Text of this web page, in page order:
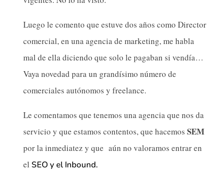
Luego le comento que estuve dos años como Director
comercial, en una agencia de marketing, me habla
mal de ella diciendo que solo le pagaban si vendía…
Vaya novedad para un grandísimo número de
comerciales autónomos y freelance.
Le comentamos que tenemos una agencia que nos da
servicio y que estamos contentos, que hacemos SEM
por la inmediatez y que aún no valoramos entrar en
el SEO y el Inbound.